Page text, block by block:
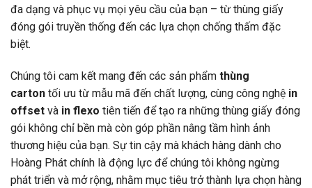
đa dạng và phục vụ mọi yêu cầu của bạn – từ thùng giấy
đóng gói truyền thống đến các lựa chọn chống thấm đặc
biệt.
Chúng tôi cam kết mang đến các sản phẩm thùng
carton tối ưu từ mẫu mã đến chất lượng, cùng công nghệ in
offset và in flexo tiên tiến để tạo ra những thùng giấy đóng
gói không chỉ bền mà còn góp phần nâng tầm hình ảnh
thương hiệu của bạn. Sự tin cậy mà khách hàng dành cho
Hoàng Phát chính là động lực để chúng tôi không ngừng
phát triển và mở rộng, nhằm mục tiêu trở thành lựa chọn hàng